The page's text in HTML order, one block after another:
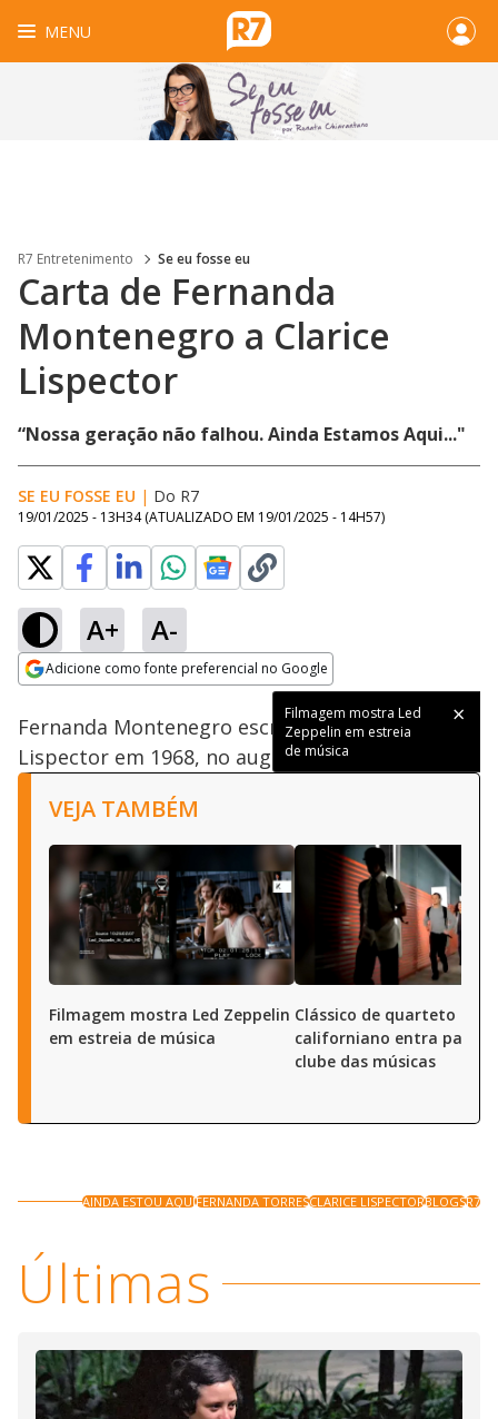
MENU
R7 Entretenimento Se eu fosse eu
Carta de Fernanda
Montenegro a Clarice
Lispector
“Nossa geração não falhou. Ainda Estamos Aqui..."
SE EU FOSSE EU | Do R7
19/01/2025 - 13H34 (ATUALIZADO EM 19/01/2025 - 14H57)
A+ A-
Adicione como fonte preferencial no Google
Filmagem mostra Led
Zeppelin em estreia
de música
Ativar
100.00%
Fernanda Montenegro escreve a Clarice
Lispector em 1968, no auge da ditadura militar.
VEJA TAMBÉM
Filmagem mostra Led Zeppelin
em estreia de música
Clássico de quarteto
californiano entra para
clube das músicas
AINDA ESTOU AQUIFERNANDA TORRESCLARICE LISPECTORBLOGSR7
Últimas